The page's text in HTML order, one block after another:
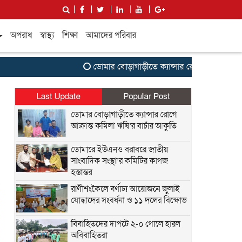
অপরাধ স্বাস্থ্য শিক্ষা আমাদের পরিবার
ডোমার বোড়াগাড়ীতে ক্যান্সার রোগে আক্রান্ত কমিলা
Last Update
Popular Post
ডোমার বোড়াগাড়ীতে ক্যান্সার রোগে
আক্রান্ত কমিলা ঋষি’র বাচাঁর আকুতি
ডোমারে ইউএনও বরাবরে জাতীয়
সাংবাদিক সংস্থা’র কমিটির কাগজ
হস্তান্তর
রাণীশংকৈলে বর্ণাঢ্য আয়োজনে জুলাই
যোদ্ধাদের সংবর্ধনা ও ১১ দলের বিক্ষোভ
বিবাহিতদের দাপটে ২-০ গোলে হারল
অবিবাহিতরা